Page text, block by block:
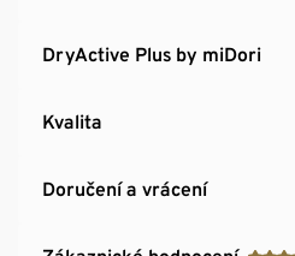
DryActive Plus by miDori
Kvalita
Doručení a vrácení